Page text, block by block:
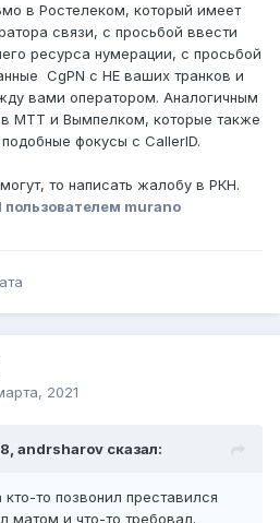
в Ростелеком, который имеет
связи, с просьбой ввести
ресурса нумерации, с просьбой
CgPN с НЕ ваших транков и
вами оператором. Аналогичным
МТТ и Вымпелком, которые также
фокусы с CallerID.
то написать жалобу в РКН.
пользователем murano
2021
andrsharov сказал:
то позвонил преставился
матом и что-то требовал.